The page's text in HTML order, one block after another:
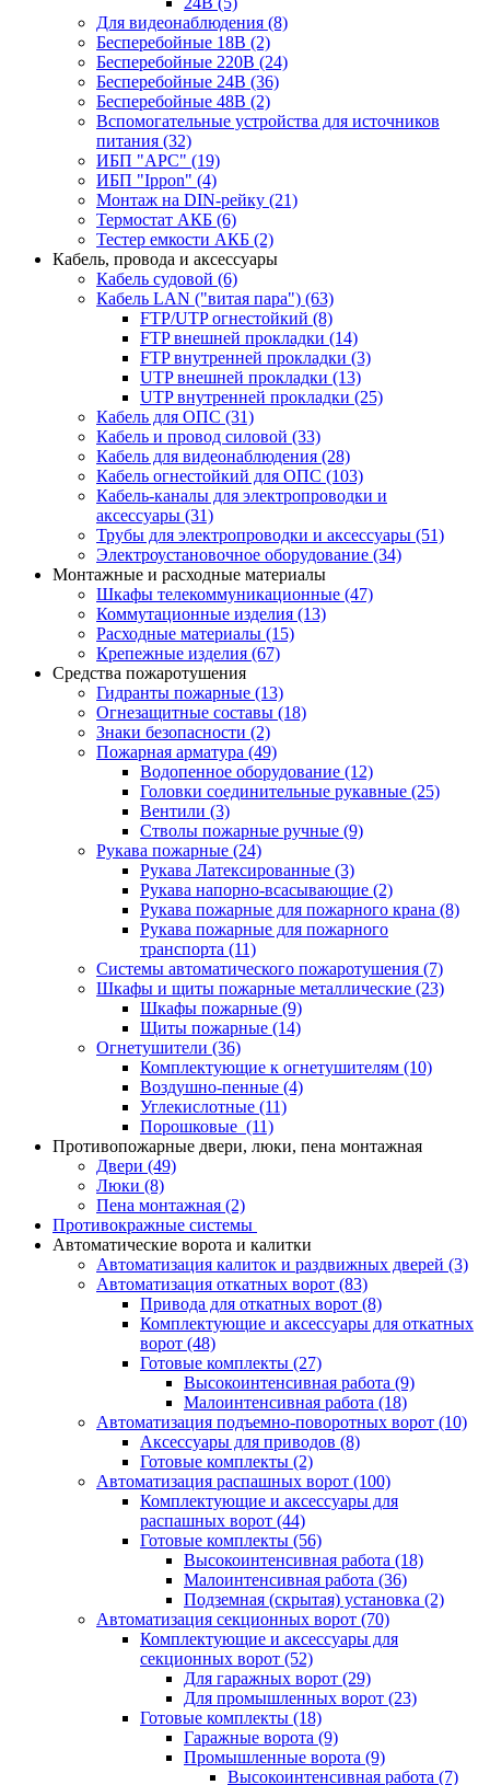
Для видеонаблюдения (8)
Бесперебойные 18В (2)
Бесперебойные 220В (24)
Бесперебойные 24В (36)
Бесперебойные 48В (2)
Вспомогательные устройства для источников
питания (32)
ИБП "APC" (19)
ИБП "Ippon" (4)
Монтаж на DIN-рейку (21)
Термостат АКБ (6)
Тестер емкости АКБ (2)
Кабель, провода и аксессуары
Кабель судовой (6)
Кабель LAN ("витая пара") (63)
FTP/UTP огнестойкий (8)
FTP внешней прокладки (14)
FTP внутренней прокладки (3)
UTP внешней прокладки (13)
UTP внутренней прокладки (25)
Кабель для ОПС (31)
Кабель и провод силовой (33)
Кабель для видеонаблюдения (28)
Кабель огнестойкий для ОПС (103)
Кабель-каналы для электропроводки и
аксессуары (31)
Трубы для электропроводки и аксессуары (51)
Электроустановочное оборудование (34)
Монтажные и расходные материалы
Шкафы телекоммуникационные (47)
Коммутационные изделия (13)
Расходные материалы (15)
Крепежные изделия (67)
Средства пожаротушения
Гидранты пожарные (13)
Огнезащитные составы (18)
Знаки безопасности (2)
Пожарная арматура (49)
Водопенное оборудование (12)
Головки соединительные рукавные (25)
Вентили (3)
Стволы пожарные ручные (9)
Рукава пожарные (24)
Рукава Латексированные (3)
Рукава напорно-всасывающие (2)
Рукава пожарные для пожарного крана (8)
Рукава пожарные для пожарного
транспорта (11)
Системы автоматического пожаротушения (7)
Шкафы и щиты пожарные металлические (23)
Шкафы пожарные (9)
Щиты пожарные (14)
Огнетушители (36)
Комплектующие к огнетушителям (10)
Воздушно-пенные (4)
Углекислотные (11)
Порошковые (11)
Противопожарные двери, люки, пена монтажная
Двери (49)
Люки (8)
Пена монтажная (2)
Противокражные системы
Автоматические ворота и калитки
Автоматизация калиток и раздвижных дверей (3)
Автоматизация откатных ворот (83)
Привода для откатных ворот (8)
Комплектующие и аксессуары для откатных
ворот (48)
Готовые комплекты (27)
Высокоинтенсивная работа (9)
Малоинтенсивная работа (18)
Автоматизация подъемно-поворотных ворот (10)
Аксессуары для приводов (8)
Готовые комплекты (2)
Автоматизация распашных ворот (100)
Комплектующие и аксессуары для
распашных ворот (44)
Готовые комплекты (56)
Высокоинтенсивная работа (18)
Малоинтенсивная работа (36)
Подземная (скрытая) установка (2)
Автоматизация секционных ворот (70)
Комплектующие и аксессуары для
секционных ворот (52)
Для гаражных ворот (29)
Для промышленных ворот (23)
Готовые комплекты (18)
Гаражные ворота (9)
Промышленные ворота (9)
Высокоинтенсивная работа (7)